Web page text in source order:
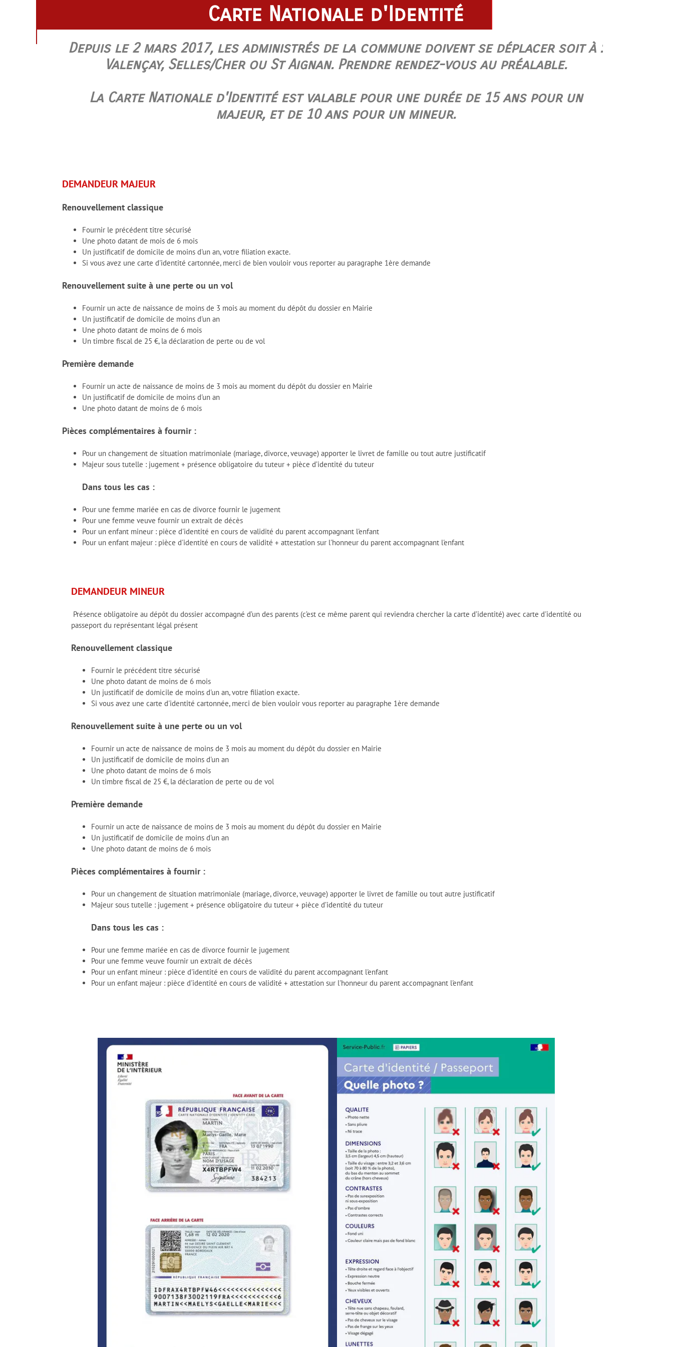
Carte Nationale d'Identité
Depuis le 2 mars 2017, les administrés de la commune doivent se déplacer soit à :
Valençay, Selles/Cher ou St Aignan. Prendre rendez-vous au préalable.
La Carte Nationale d'Identité est valable pour une durée de 15 ans pour un
majeur, et de 10 ans pour un mineur.
DEMANDEUR MAJEUR
Renouvellement classique
Fournir le précédent titre sécurisé
Une photo datant de mois de 6 mois
Un justificatif de domicile de moins d'un an, votre filiation exacte.
Si vous avez une carte d'identité cartonnée, merci de bien vouloir vous reporter au paragraphe 1ère demande
Renouvellement suite à une perte ou un vol
Fournir un acte de naissance de moins de 3 mois au moment du dépôt du dossier en Mairie
Un justificatif de domicile de moins d'un an
Une photo datant de moins de 6 mois
Un timbre fiscal de 25 €, la déclaration de perte ou de vol
Première demande
Fournir un acte de naissance de moins de 3 mois au moment du dépôt du dossier en Mairie
Un justificatif de domicile de moins d'un an
Une photo datant de moins de 6 mois
Pièces complémentaires à fournir :
Pour un changement de situation matrimoniale (mariage, divorce, veuvage) apporter le livret de famille ou tout autre justificatif
Majeur sous tutelle : jugement + présence obligatoire du tuteur + pièce d’identité du tuteur
Dans tous les cas :
Pour une femme mariée en cas de divorce fournir le jugement
Pour une femme veuve fournir un extrait de décès
Pour un enfant mineur : pièce d'identité en cours de validité du parent accompagnant l'enfant
Pour un enfant majeur : pièce d'identité en cours de validité + attestation sur l'honneur du parent accompagnant l'enfant
DEMANDEUR MINEUR
Présence obligatoire au dépôt du dossier accompagné d’un des parents (c’est ce même parent qui reviendra chercher la carte d’identité) avec carte d'identité ou
passeport du représentant légal présent
Renouvellement classique
Fournir le précédent titre sécurisé
Une photo datant de moins de 6 mois
Un justificatif de domicile de moins d'un an, votre filiation exacte.
Si vous avez une carte d'identité cartonnée, merci de bien vouloir vous reporter au paragraphe 1ère demande
Renouvellement suite à une perte ou un vol
Fournir un acte de naissance de moins de 3 mois au moment du dépôt du dossier en Mairie
Un justificatif de domicile de moins d'un an
Une photo datant de moins de 6 mois
Un timbre fiscal de 25 €, la déclaration de perte ou de vol
Première demande
Fournir un acte de naissance de moins de 3 mois au moment du dépôt du dossier en Mairie
Un justificatif de domicile de moins d'un an
Une photo datant de moins de 6 mois
Pièces complémentaires à fournir :
Pour un changement de situation matrimoniale (mariage, divorce, veuvage) apporter le livret de famille ou tout autre justificatif
Majeur sous tutelle : jugement + présence obligatoire du tuteur + pièce d’identité du tuteur
Dans tous les cas :
Pour une femme mariée en cas de divorce fournir le jugement
Pour une femme veuve fournir un extrait de décès
Pour un enfant mineur : pièce d'identité en cours de validité du parent accompagnant l'enfant
Pour un enfant majeur : pièce d'identité en cours de validité + attestation sur l'honneur du parent accompagnant l'enfant